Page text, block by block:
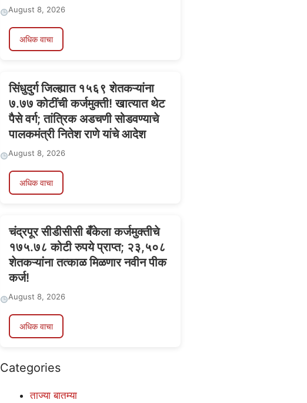
August 8, 2026
अधिक वाचा
सिंधुदुर्ग जिल्ह्यात १५६९ शेतकऱ्यांना
७.७७ कोटींची कर्जमुक्ती! खात्यात थेट
पैसे वर्ग; तांत्रिक अडचणी सोडवण्याचे
पालकमंत्री नितेश राणे यांचे आदेश
August 8, 2026
अधिक वाचा
चंद्रपूर सीडीसीसी बँकेला कर्जमुक्तीचे
१७५.७८ कोटी रुपये प्राप्त; २३,५०८
शेतकऱ्यांना तत्काळ मिळणार नवीन पीक
कर्ज!
August 8, 2026
अधिक वाचा
Categories
ताज्या बातम्या